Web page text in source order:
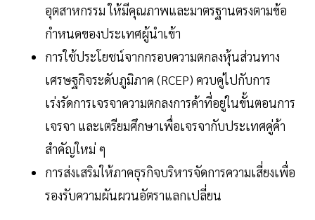
อุตสาหกรรม ให้มีคุณภาพและมาตรฐานตรงตามข้อ
กำหนดของประเทศผู้นำเข้า
การใช้ประโยชน์จากกรอบความตกลงหุ้นส่วนทาง
เศรษฐกิจระดับภูมิภาค (RCEP) ควบคู่ไปกับการ
เร่งรัดการเจรจาความตกลงการค้าที่อยู่ในขั้นตอนการ
เจรจา และเตรียมศึกษาเพื่อเจรจากับประเทศคู่ค้า
สำคัญใหม่ ๆ
การส่งเสริมให้ภาคธุรกิจบริหารจัดการความเสี่ยงเพื่อ
รองรับความผันผวนอัตราแลกเปลี่ยน